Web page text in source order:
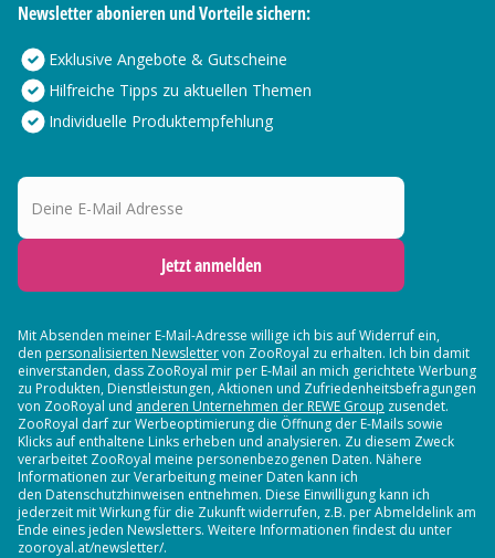
Newsletter abonieren und Vorteile sichern:
Exklusive Angebote & Gutscheine
Hilfreiche Tipps zu aktuellen Themen
Individuelle Produktempfehlung
Deine E-Mail Adresse
Jetzt anmelden
Mit Absenden meiner E-Mail-Adresse willige ich bis auf Widerruf ein,
den personalisierten Newslettervon ZooRoyal zu erhalten. Ich bin damit
einverstanden, dass ZooRoyal mir per E-Mail an mich gerichtete Werbung
zu Produkten, Dienstleistungen, Aktionen und Zufriedenheitsbefragungen
von ZooRoyal und anderen Unternehmen der REWE Group zusendet.
ZooRoyal darf zur Werbeoptimierung die Öffnung der E-Mails sowie
Klicks auf enthaltene Links erheben und analysieren. Zu diesem Zweck
verarbeitet ZooRoyal meine personenbezogenen Daten. Nähere
Informationen zur Verarbeitung meiner Daten kann ich
den Datenschutzhinweisen entnehmen. Diese Einwilligung kann ich
jederzeit mit Wirkung für die Zukunft widerrufen, z.B. per Abmeldelink am
Ende eines jeden Newsletters. Weitere Informationen findest du unter
zooroyal.at/newsletter/.